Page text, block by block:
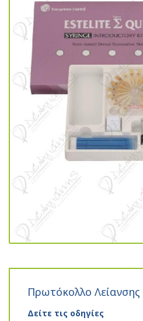
Πρωτόκολλο Λείανσης
Δείτε τις οδηγίες